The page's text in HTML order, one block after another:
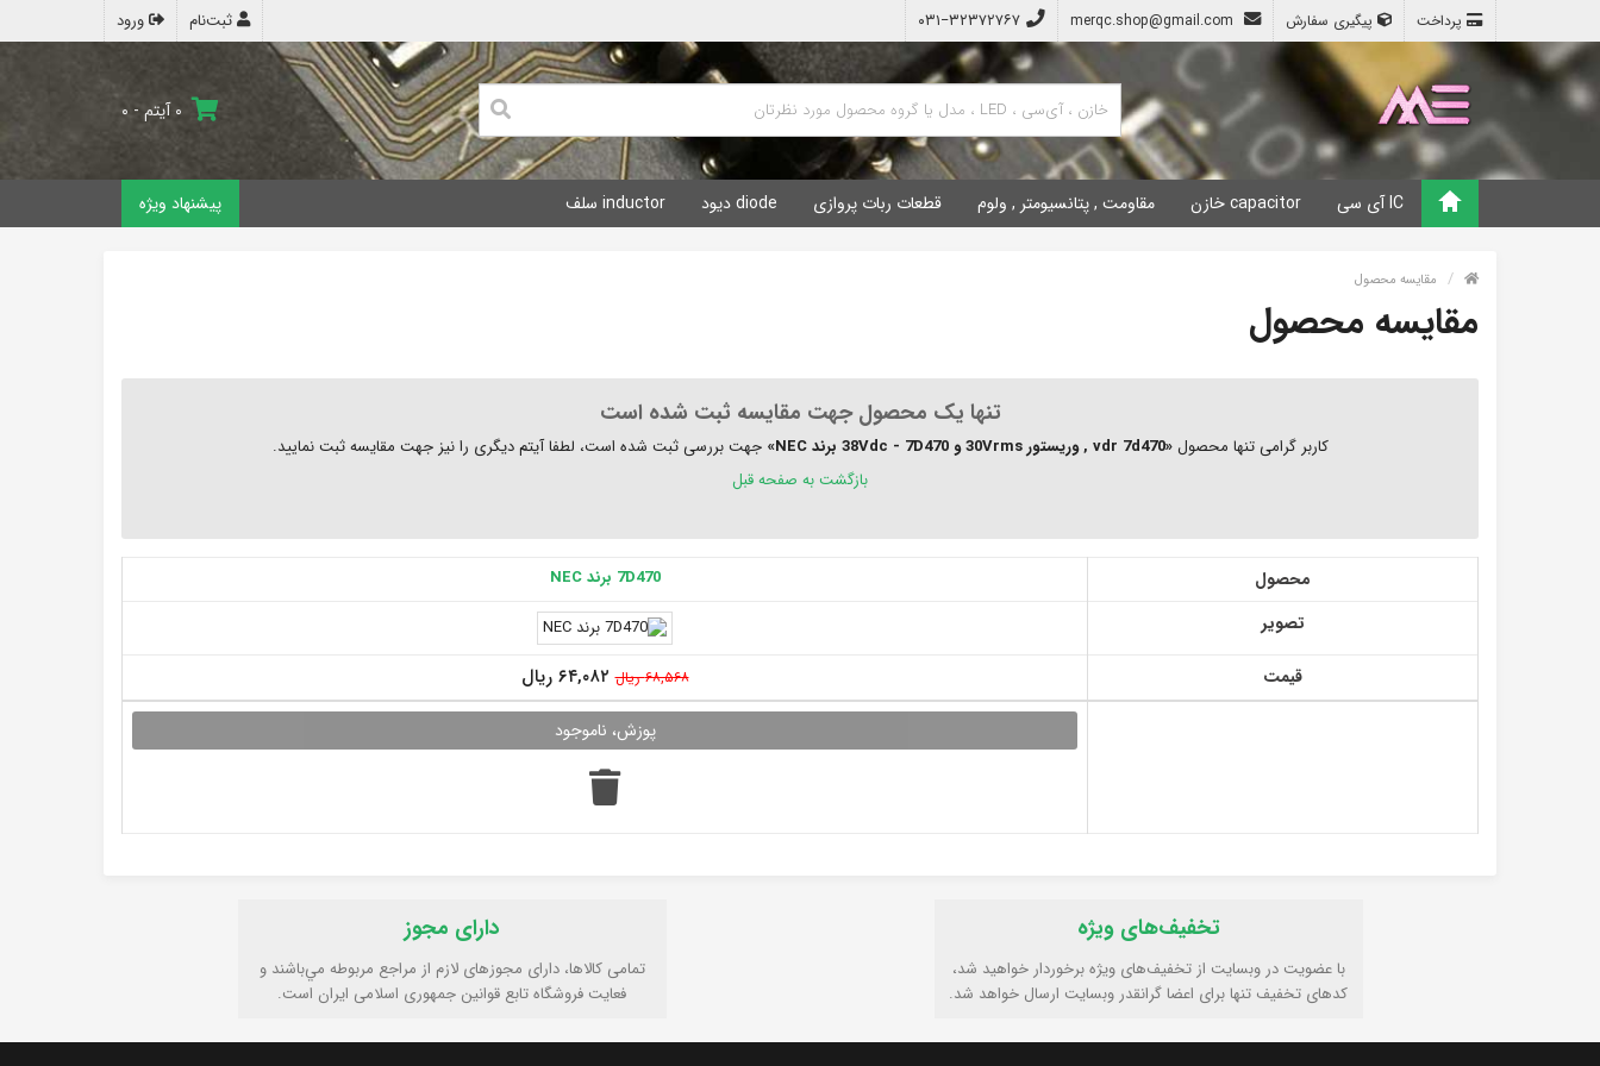
۰۳۱−۳۲۳۷۲۷۶۷ پیگیری سفارش پرداخت ورود ثبت‌نام
۰ آیتم - ۰
IC آی سی capacitor خازن مقاومت , پتانسیومتر , ولوم قطعات ربات پروازی diode دیود inductor سلف پیشنهاد ویژه
مقایسه محصول
مقایسه محصول
تنها یک محصول جهت مقایسه ثبت شده است
کاربر گرامی تنها محصول«vdr 7d470 , وریستور 30Vrms و 38Vdc - 7D470 برند NEC»
جهت بررسی ثبت شده است، لطفا آیتم دیگری را نیز جهت مقایسه ثبت نمایید.
بازگشت به صفحه قبل
محصول 7D470 برند NEC
تصویر
قیمت ۶۸,۵۶۸ ریال ۶۴,۰۸۲ ریال
تخفیف‌های ویژه
با عضویت در وبسایت از تخفیف‌های ویژه برخوردار خواهید شد،
کدهای تخفیف تنها برای اعضا گرانقدر وبسایت ارسال خواهد شد.
دارای مجوز
تمامی كالاها، دارای مجوزهای لازم از مراجع مربوطه مي‌باشند و
فعایت فروشگاه تابع قوانين جمهوری اسلامی ايران است.